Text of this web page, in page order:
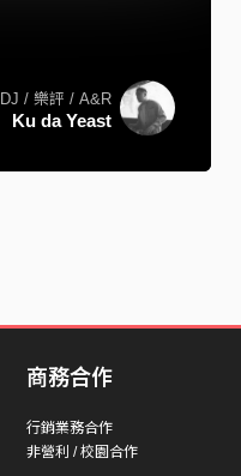
DJ / 樂評 / A&R
Ku da Yeast
商務合作
行銷業務合作
非營利 / 校園合作